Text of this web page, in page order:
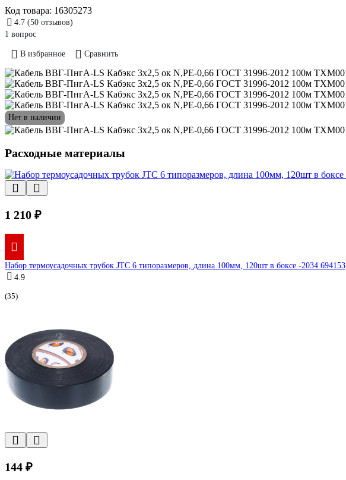
Код товара: 16305273
4.7 (50 отзывов)
1 вопрос
В избранное Сравнить
Нет в наличии
Расходные материалы
1 210 ₽
Набор термоусадочных трубок JTC 6 типоразмеров, длина 100мм, 120шт в боксе -2034 694153
4.9
(35)
144 ₽